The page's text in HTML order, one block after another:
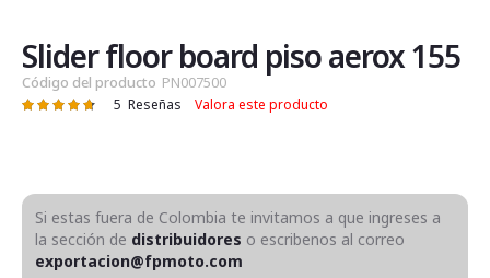
de
la
galería
de
Slider floor board piso aerox 155
Código del producto PN007500
Valoración: 5 Reseñas Valora este producto
Si estas fuera de Colombia te invitamos a que ingreses a
la sección de distribuidores o escribenos al correo
exportacion@fpmoto.com